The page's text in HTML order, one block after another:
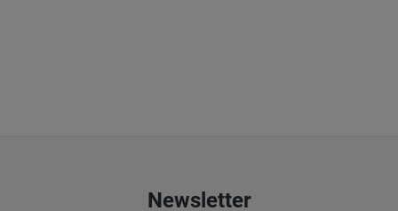
Newsletter